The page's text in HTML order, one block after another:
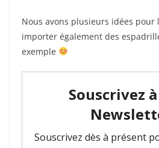
Nous avons plusieurs idées pour
importer également des
exemple